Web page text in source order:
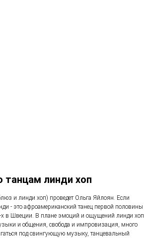
танцам линди хоп
и линди хоп) проведет Ольга Яйлоян. Если
- это афроамериканский танец первой половины
в Швеции. В плане эмоций и ощущений линди хоп
и общения, свобода и импровизация, много
под свингующую музыку, танцевальный